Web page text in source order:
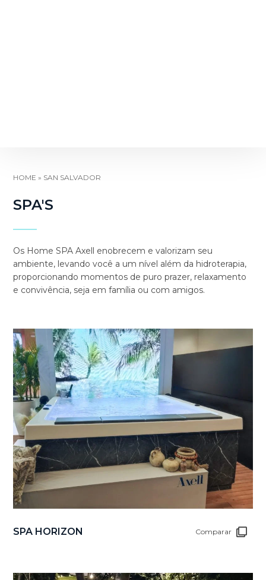
HOME » SAN SALVADOR
SPA'S
Os Home SPA Axell enobrecem e valorizam seu
ambiente, levando você a um nível além da hidroterapia,
proporcionando momentos de puro prazer, relaxamento
e convivência, seja em família ou com amigos.
SPA HORIZON Comparar